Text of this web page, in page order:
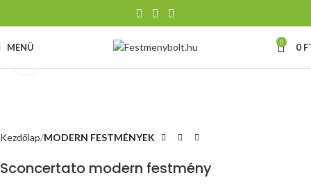
MENÜ 0 0
Kezdőlap MODERN FESTMÉNYEK
Sconcertato modern festmény